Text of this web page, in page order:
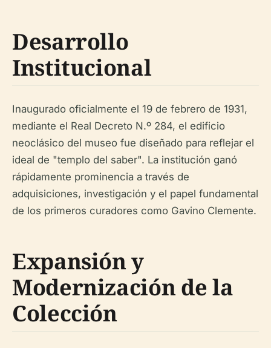
Desarrollo
Institucional
Inaugurado oficialmente el 19 de febrero de 1931,
mediante el Real Decreto N.º 284, el edificio
neoclásico del museo fue diseñado para reflejar el
ideal de "templo del saber". La institución ganó
rápidamente prominencia a través de
adquisiciones, investigación y el papel fundamental
de los primeros curadores como Gavino Clemente.
Expansión y
Modernización de la
Colección